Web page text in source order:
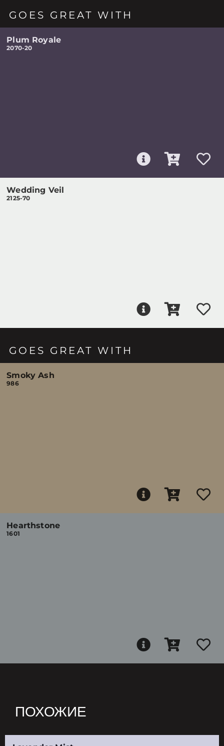
GOES GREAT WITH
Plum Royale
2070-20
Wedding Veil
2125-70
GOES GREAT WITH
Smoky Ash
986
Hearthstone
1601
ПОХОЖИЕ